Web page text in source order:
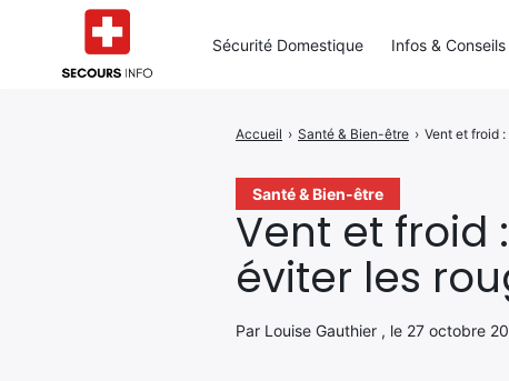
Santé & Bien-être
Vent et froid
éviter les
Par Louise Gauthier , le 27 octobre
Accueil › Santé & Bien-être › Vent et froid
Sécurité Domestique Infos & Conseils
Rechercher